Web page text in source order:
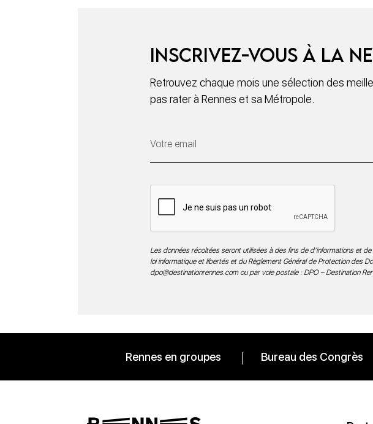
Inscrivez-vous à la
Retrouvez chaque mois une sélection des
pas rater à Rennes et sa Métropole.
Les données récoltées seront utilisées à des fins de d’informations et
loi informatique et libertés et du Règlement Général de Protection des
dpo@destinationrennes.comou par voie postale : DPO – Destination
Rennes en groupes Bureau des Congrès